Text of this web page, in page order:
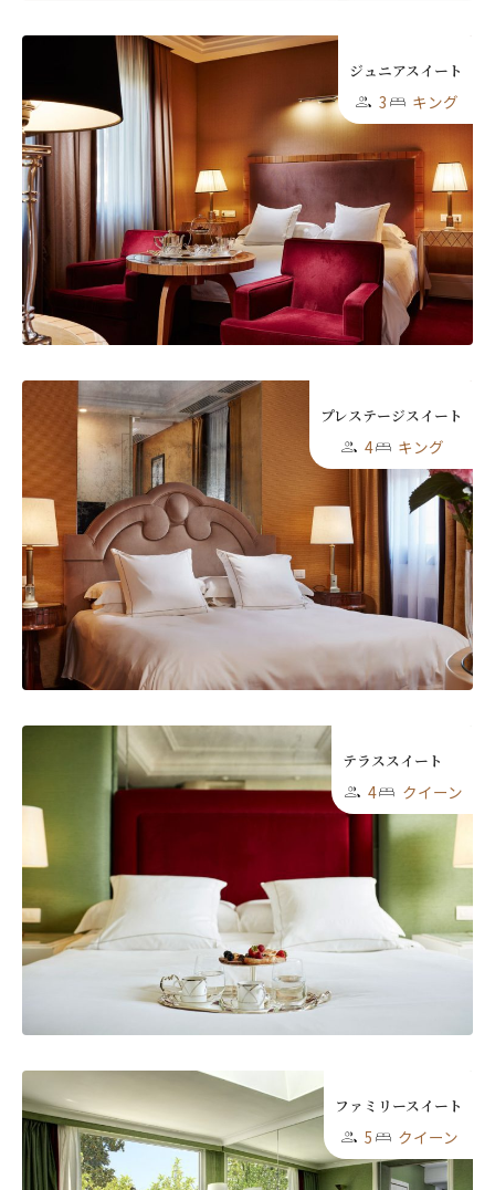
ジュニアスイート
3 キング
プレステージスイート
4 キング
テラススイート
4 クイーン
ファミリースイート
5 クイーン